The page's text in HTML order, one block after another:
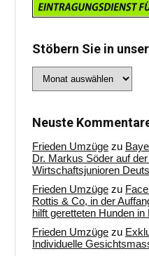
Stöbern Sie in
Sie
Archiv
Neuste
Frieden Umzüge zu
Dr. Markus Söder auf
Wirtschaftsjunioren
Frieden Umzüge zu
Rottis & Co, in der
hilft geretteten Hunden in
Frieden Umzüge zu
Individuelle